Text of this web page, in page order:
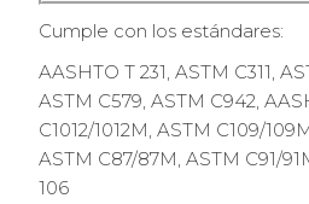
Cumple con los estándares:
AASHTO T 231, ASTM C311,
ASTM C579, ASTM C942,
C1012/1012M, ASTM C109/
ASTM C87/87M, ASTM C91/
106